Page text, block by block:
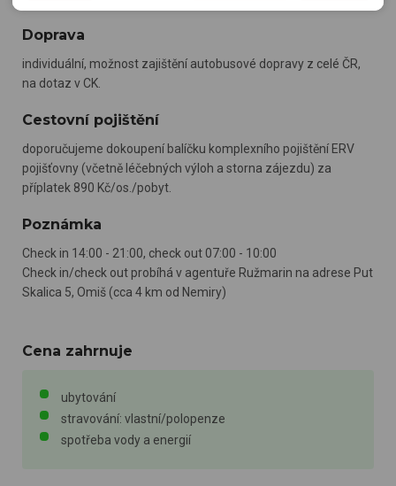
Doprava
individuální, možnost zajištění autobusové dopravy z celé ČR,
na dotaz v CK.
Cestovní pojištění
doporučujeme dokoupení balíčku komplexního pojištění ERV
pojišťovny (včetně léčebných výloh a storna zájezdu) za
příplatek 890 Kč/os./pobyt.
Poznámka
Check in 14:00 - 21:00, check out 07:00 - 10:00
Check in/check out probíhá v agentuře Ružmarin na adrese Put
Skalica 5, Omiš (cca 4 km od Nemiry)
Cena zahrnuje
ubytování
stravování: vlastní/polopenze
spotřeba vody a energií
vytvářet profily založené na Vašich zájmech. Na základě
těchto informací není zpravidla možná bezprostřední
identifikace uživatele. Bez vyjádření souhlasu, nedojde k
zájmům.